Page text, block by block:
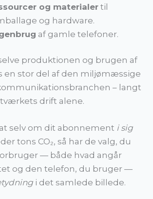
og materialer til
og hardware.
af gamle telefoner.
produktionen og brugen af
en stor del af den miljømæssige
– langt
drift alene.
selv om dit abonnement i sig
tons CO₂, så har de valg, du
— både hvad angår
og den telefon, du bruger —
i det samlede billede.